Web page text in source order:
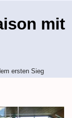
mit
ersten Sieg